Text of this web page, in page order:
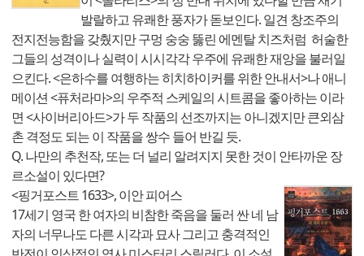
발랄하고 유쾌한 풍자가 돋보인다. 일견 창조주의
전지전능함을 갖췄지만 구멍 숭숭 뚫린 에멘탈 치즈처럼 허술한
그들의 성격이나 실력이 시시각각 우주에 유쾌한 재앙을 불러일
으킨다. <은하수를 여행하는 히치하이커를 위한 안내서>나 애니
메이션 <퓨처라마>의 우주적 스케일의 시트콤을 좋아하는 이라
면 <사이버리아드>가 두 작품의 선조까지는 아니겠지만 큰외삼
촌 격정도 되는 이 작품을 쌍수 들어 반길 듯.
Q. 나만의 추천작, 또는 더 널리 알려지지 못한 것이 안타까운 장
르소설이 있다면?
<핑거포스트 1633>, 이안 피어스
17세기 영국 한 여자의 비참한 죽음을 둘러 싼 네 남
자의 너무나도 다른 시각과 묘사 그리고 충격적인